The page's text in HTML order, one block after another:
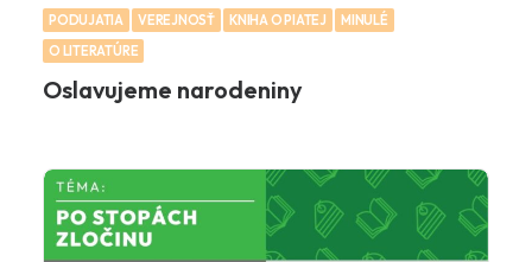
PODUJATIA VEREJNOSŤ KNIHA O PIATEJ
MINULÉ
O LITERATÚRE
Oslavujeme narodeniny